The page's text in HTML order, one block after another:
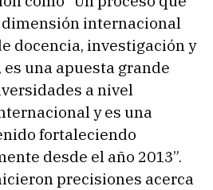
internacional
docencia, investigación y
una apuesta grande
a nivel
y es una
fortaleciendo
desde el año 2013”.
precisiones acerca